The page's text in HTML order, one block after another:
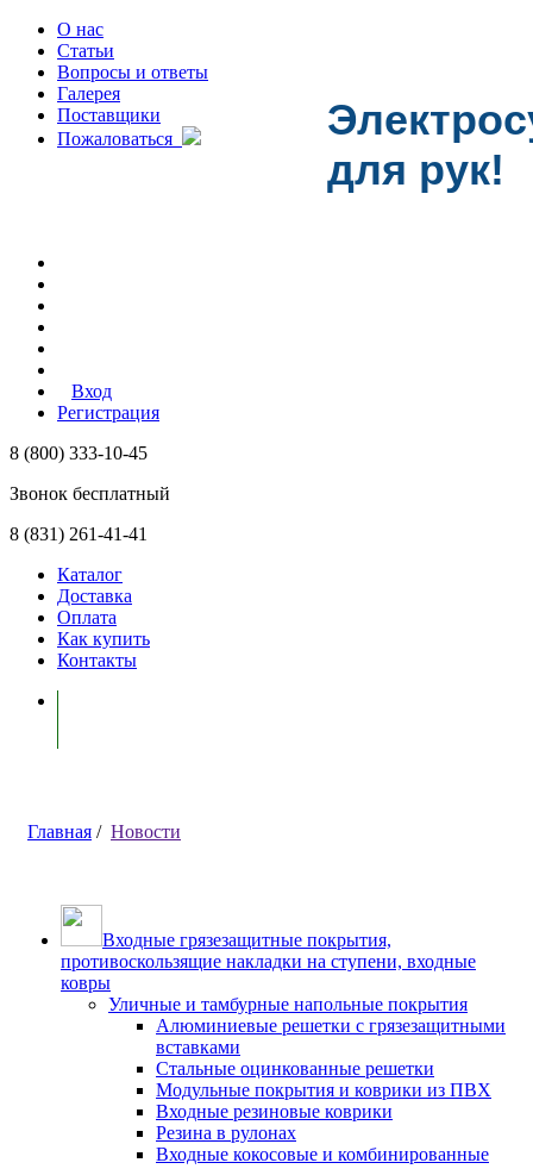
О нас
Статьи
Вопросы и ответы
Галерея
Поставщики
Пожаловаться
Вход
Регистрация
8 (800) 333-10-45
Звонок бесплатный
8 (831) 261-41-41
Каталог
Доставка
Оплата
Как купить
Контакты
Главная / Новости
для рук!
Входные грязезащитные покрытия,
противоскользящие накладки на ступени, входные
ковры
Уличные и тамбурные напольные покрытия
Алюминиевые решетки с грязезащитными
вставками
Стальные оцинкованные решетки
Модульные покрытия и коврики из ПВХ
Входные резиновые коврики
Резина в рулонах
Входные кокосовые и комбинированные